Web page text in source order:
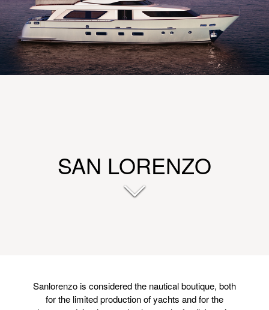
SAN LORENZO
Sanlorenzo is considered the nautical boutique, both
for the limited production of yachts and for the